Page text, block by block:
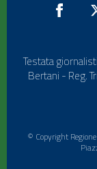
Testata
Bertani - Reg.
© Copyright